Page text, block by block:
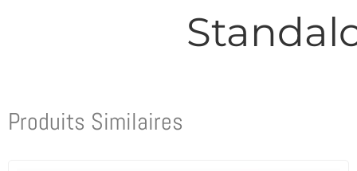
Produits Similaires